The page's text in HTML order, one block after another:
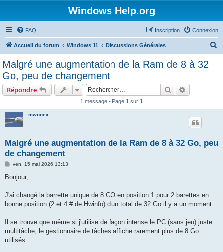
Windows Help.org
FAQ Connexion
Inscription
Accueil du forum Windows 11 Discussions Générales
e
Malgré une augmentation de la Ram de 8 à 32
Go, peu de changement
Répondre Rechercher
1 message • Page 1 sur 1
mwonex
Malgré une augmentation de la Ram de 8 à 32 Go, peu
de changement
M
s
g
ven. 15 mai 2026 13:13
Bonjour,
J'ai changé la barrette unique de 8 GO en position 1 pour 2 barettes en
bonne position (2 et 4 # de Hwinfo) d'un total de 32 Go il y a un moment.
Il se trouve que même si j'utilise de façon intense le PC (sans jeu) juste
multitâche, le gestionnaire de tâches affiche rarement plus de 8 Go
utilisés..